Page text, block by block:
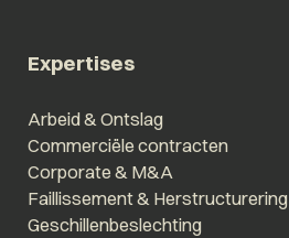
Expertises
Arbeid & Ontslag
Commerciële contracten
Corporate & M&A
Faillissement & Herstructurering
Geschillenbeslechting